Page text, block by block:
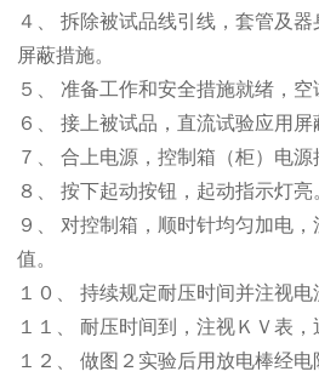
４、 拆除被试品线引线，套管及
屏蔽措施。
５、 准备工作和安全措施就绪，空
６、 接上被试品，直流试验应用屏
７、 合上电源，控制箱（柜）电源
８、 按下起动按钮，起动指示灯亮
９、 对控制箱，顺时针均匀加电
值。
１０、 持续规定耐压时间并注视电
１１、 耐压时间到，注视ＫＶ表，
１２、 做图２实验后用放电棒经